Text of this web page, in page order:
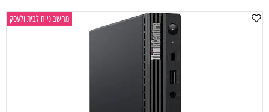
מחשב נייח לבית ולעסק